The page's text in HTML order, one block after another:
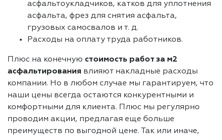
асфальтоукладчиков, катков для уплотнения
асфальта, фрез для снятия асфальта,
грузовых самосвалов и т. д.
Расходы на оплату труда работников.
Плюс на конечную стоимость работ за м2
асфальтирования влияют накладные расходы
компании. Но в любом случае мы гарантируем, что
наши цены всегда остаются конкурентными и
комфортными для клиента. Плюс мы регулярно
проводим акции, предлагая еще больше
преимуществ по выгодной цене. Так или иначе,